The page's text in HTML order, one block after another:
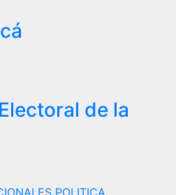
de la
POLITICA